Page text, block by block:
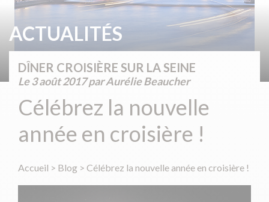
ACTUALITÉS
DÎNER CROISIÈRE SUR LA SEINE
Le3 août 2017par Aurélie Beaucher
Célébrez la nouvelle
année en croisière !
Accueil > Blog > Célébrez la nouvelle année en croisière !